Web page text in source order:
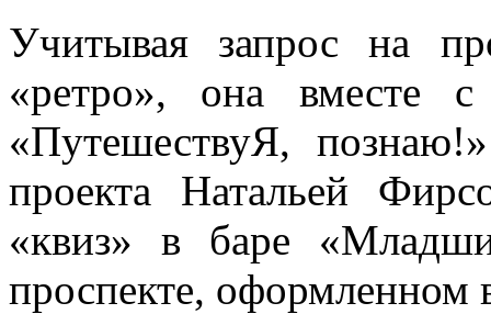
Учитывая запрос на
«ретро», она вместе с
«ПутешествуЯ,
проекта Натальей
«квиз» в баре
проспекте, оформленном